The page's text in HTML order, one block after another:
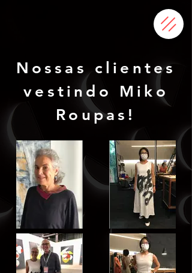
Nossas clientes
vestindo Miko
Roupas!